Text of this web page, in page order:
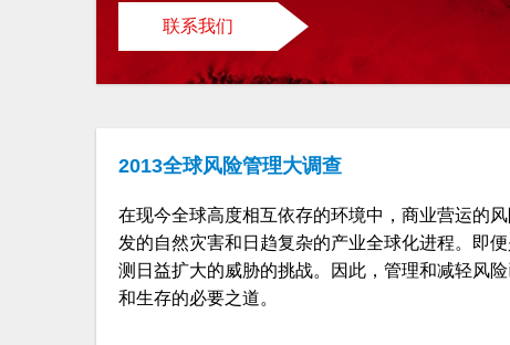
联系我们
2013全球风险管理大调查
在现今全球高度相互依存的环境中，商业营运的
发的自然灾害和日趋复杂的产业全球化进程。即
测日益扩大的威胁的挑战。因此，管理和减轻风
和生存的必要之道。